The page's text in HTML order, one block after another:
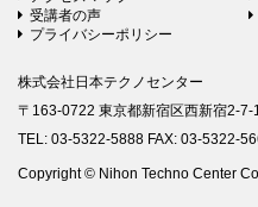
受講者の声
プライバシーポリシー
株式会社日本テクノセンター
〒163-0722 東京都新宿区西新宿2-
TEL: 03-5322-5888 FAX: 03-5322-
Copyright © Nihon Techno Center